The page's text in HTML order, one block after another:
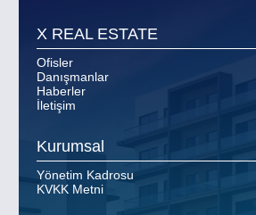
X REAL ESTATE
Ofisler
Danışmanlar
Haberler
İletişim
Kurumsal
Yönetim Kadrosu
KVKK Metni